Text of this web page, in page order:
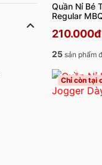
Quần Nỉ Bé
Regular
210.000đ
25 sản phẩm
Chỉ còn tại